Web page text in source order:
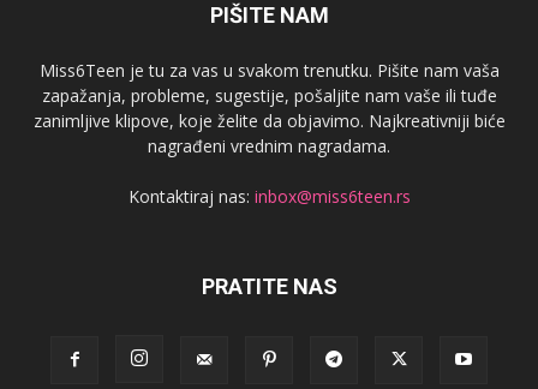
PIŠITE NAM
Miss6Teen je tu za vas u svakom trenutku. Pišite nam vaša
zapažanja, probleme, sugestije, pošaljite nam vaše ili tuđe
zanimljive klipove, koje želite da objavimo. Najkreativniji biće
nagrađeni vrednim nagradama.
Kontaktiraj nas: inbox@miss6teen.rs
PRATITE NAS